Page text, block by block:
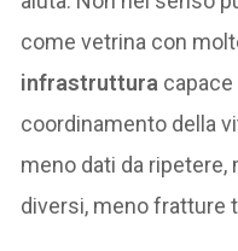
come vetrina con
infrastruttura
coordinamento della
meno dati da ripetere,
diversi, meno fratture